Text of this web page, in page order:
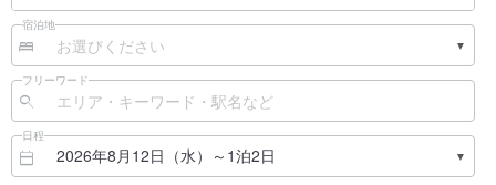
宿泊地
フリーワード
日程